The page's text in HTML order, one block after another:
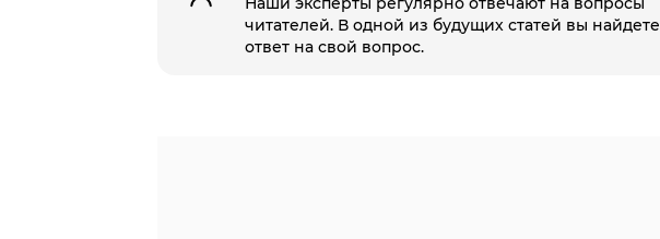
читателей. В одной из будущих статей вы найдете
ответ на свой вопрос.